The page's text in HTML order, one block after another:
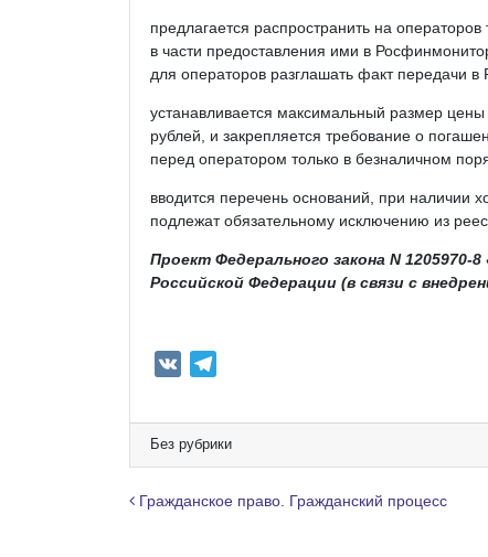
предлагается распространить на
в части предоставления ими в
для операторов разглашать факт передачи
устанавливается максимальный размер
рублей, и закрепляется требование о
перед оператором только в безналичном
вводится перечень оснований, при наличии
подлежат обязательному исключению из
Проект Федерального закона N
Российской Федерации (в связи с
e
g
r
Без рубрики
Навигация по записям
Гражданское право. Гражданский процесс